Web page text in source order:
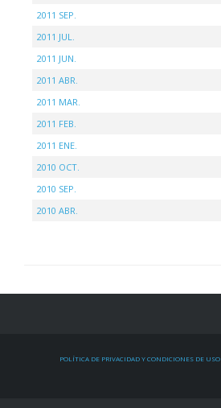
2011 SEP.
2011 JUL.
2011 JUN.
2011 ABR.
2011 MAR.
2011 FEB.
2011 ENE.
2010 OCT.
2010 SEP.
2010 ABR.
POLÍTICA DE PRIVACIDAD Y CONDICIONES DE USO